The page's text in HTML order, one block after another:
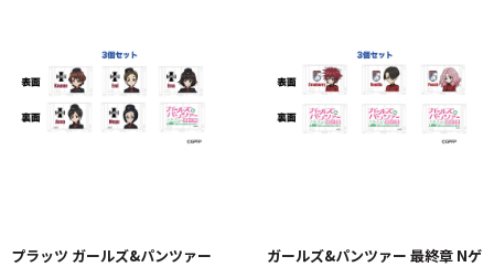
プラッツ ガールズ&パンツァー
ガールズ&パンツァー 最終章 Nゲ